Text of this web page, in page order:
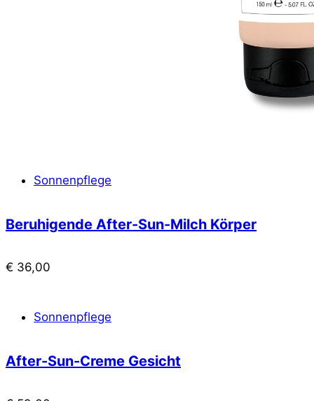
Sonnenpflege
Beruhigende After-Sun-Milch Körper
€ 36,00
Sonnenpflege
After-Sun-Creme Gesicht